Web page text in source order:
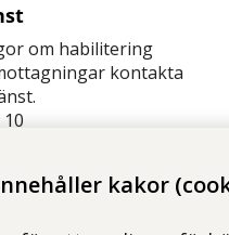
kakor
om habilitering
kontakta